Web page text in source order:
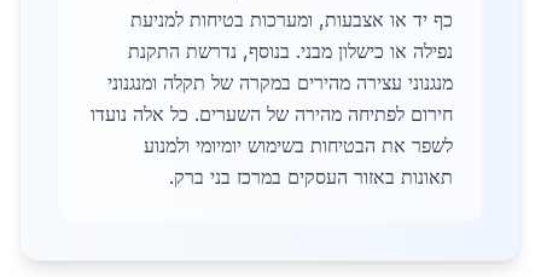
כף יד או אצבעות, ומערכות בטיחות למניעת
נפילה או כישלון מבני. בנוסף, נדרשת התקנת
מנגנוני עצירה מהירים במקרה של תקלה ומנגנוני
חירום לפתיחה מהירה של השערים. כל אלה נועדו
לשפר את הבטיחות בשימוש יומיומי ולמנוע
תאונות באזור העסקים במרכז בני ברק.